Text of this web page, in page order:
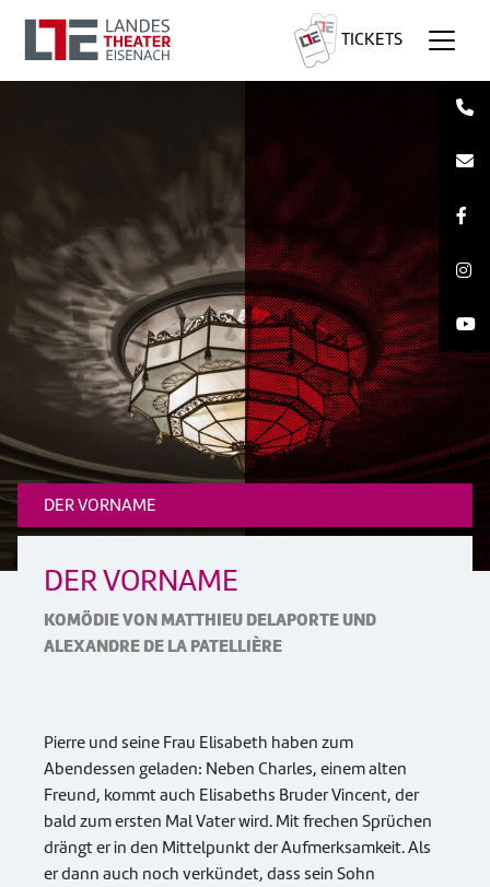
TICKETS
DER VORNAME
DER VORNAME
KOMÖDIE VON MATTHIEU DELAPORTE UND
ALEXANDRE DE LA PATELLIÈRE
Pierre und seine Frau Elisabeth haben zum
Abendessen geladen: Neben Charles, einem alten
Freund, kommt auch Elisabeths Bruder Vincent, der
bald zum ersten Mal Vater wird. Mit frechen Sprüchen
drängt er in den Mittelpunkt der Aufmerksamkeit. Als
er dann auch noch verkündet, dass sein Sohn